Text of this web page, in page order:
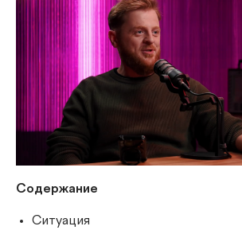
Содержание
Ситуация